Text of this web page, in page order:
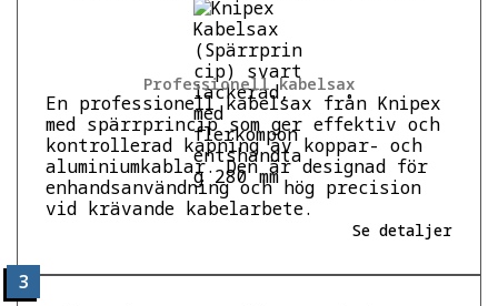
Professionell kabelsax
En professionell kabelsax från Knipex
med spärrprincip som ger effektiv och
kontrollerad kapning av koppar- och
aluminiumkablar. Den är designad för
enhandsanvändning och hög precision
vid krävande kabelarbete.
Se detaljer
3